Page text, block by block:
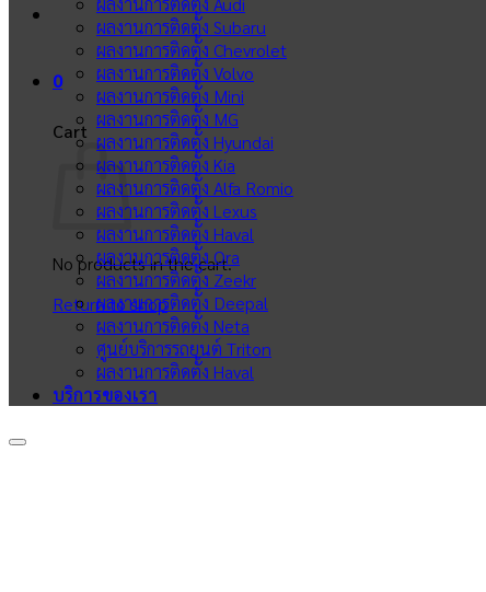
0
Cart
No products in the cart.
Return to shop
ผลงานการติดตั้ง Subaru
ผลงานการติดตั้ง Chevrolet
ผลงานการติดตั้ง Volvo
ผลงานการติดตั้ง Mini
ผลงานการติดตั้ง MG
ผลงานการติดตั้ง Hyundai
ผลงานการติดตั้ง Kia
ผลงานการติดตั้ง Alfa Romio
ผลงานการติดตั้ง Lexus
ผลงานการติดตั้ง Haval
ผลงานการติดตั้ง Ora
ผลงานการติดตั้ง Zeekr
ผลงานการติดตั้ง Deepal
ผลงานการติดตั้ง Neta
ศูนย์บริการรถยนต์ Triton
ผลงานการติดตั้ง Haval
บริการของเรา